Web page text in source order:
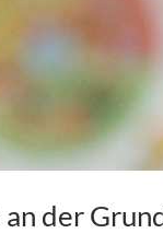
der